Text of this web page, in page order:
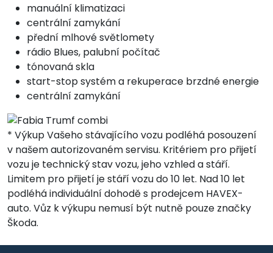
manuální klimatizaci
centrální zamykání
přední mlhové světlomety
rádio Blues, palubní počítač
tónovaná skla
start-stop systém a rekuperace brzdné energie
centrální zamykání
* Výkup Vašeho stávajícího vozu podléhá posouzení
v našem autorizovaném servisu. Kritériem pro přijetí
vozu je technický stav vozu, jeho vzhled a stáří.
Limitem pro přijetí je stáří vozu do 10 let. Nad 10 let
podléhá individuální dohodě s prodejcem HAVEX-
auto. Vůz k výkupu nemusí být nutně pouze značky
Škoda.